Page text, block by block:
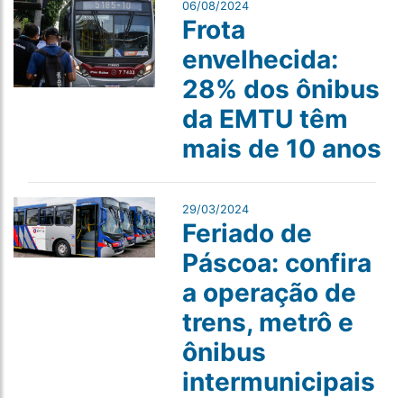
06/08/2024
Frota
envelhecida:
28% dos ônibus
da EMTU têm
mais de 10 anos
29/03/2024
Feriado de
Páscoa: confira
a operação de
trens, metrô e
ônibus
intermunicipais